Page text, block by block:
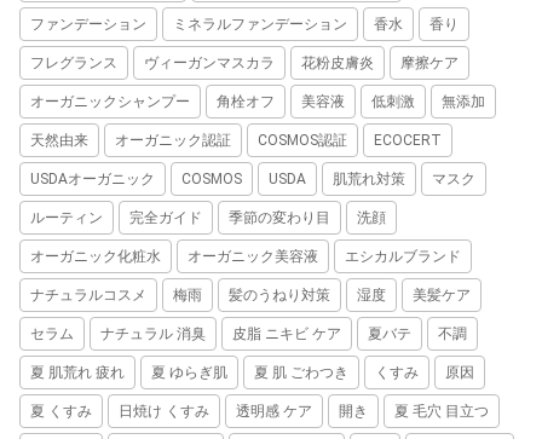
ファンデーション ミネラルファンデーション 香水 香り
フレグランス ヴィーガンマスカラ 花粉皮膚炎 摩擦ケア
オーガニックシャンプー 角栓オフ 美容液 低刺激 無添加
天然由来 オーガニック認証 COSMOS認証 ECOCERT
USDAオーガニック COSMOS USDA 肌荒れ対策 マスク
ルーティン 完全ガイド 季節の変わり目 洗顔
オーガニック化粧水 オーガニック美容液 エシカルブランド
ナチュラルコスメ 梅雨 髪のうねり対策 湿度 美髪ケア
セラム ナチュラル 消臭 皮脂 ニキビ ケア 夏バテ 不調
夏 肌荒れ 疲れ 夏 ゆらぎ肌 夏 肌 ごわつき くすみ 原因
夏 くすみ 日焼け くすみ 透明感 ケア 開き 夏 毛穴 目立つ